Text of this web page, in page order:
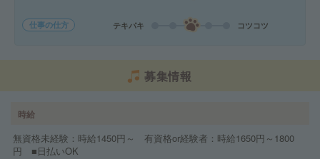
仕事の仕方 テキパキ コツコツ
募集情報
時給
無資格未経験：時給1450円～ 有資格or経験者：時給1650円～1800
円 ■日払いOK